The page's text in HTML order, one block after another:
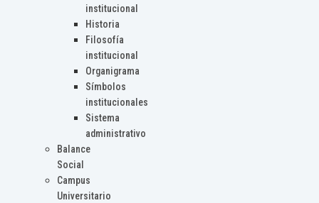
institucional
Historia
Filosofía
institucional
Organigrama
Símbolos
institucionales
Sistema
administrativo
Balance
Social
Campus
Universitario